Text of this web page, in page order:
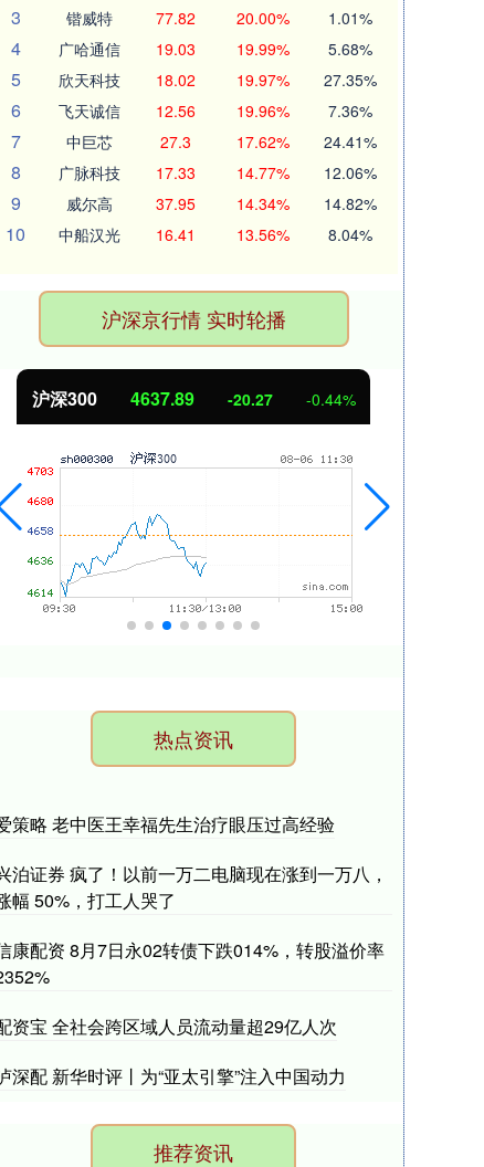
3 锴威特 77.82 20.00% 1.01%
4 广哈通信 19.03 19.99% 5.68%
5 欣天科技 18.02 19.97% 27.35%
6 飞天诚信 12.56 19.96% 7.36%
7 中巨芯 27.3 17.62% 24.41%
8 广脉科技 17.33 14.77% 12.06%
9 威尔高 37.95 14.34% 14.82%
10 中船汉光 16.41 13.56% 8.04%
沪深京行情 实时轮播
北证50 1115.17 -4.29 -0.38%
热点资讯
策略 老中医王幸福先生治疗眼压过高经验
泊证券 疯了！以前一万二电脑现在涨到一万八，
幅 50%，打工人哭了
康配资 8月7日永02转债下跌014%，转股溢价率
资宝 全社会跨区域人员流动量超29亿人次
深配 新华时评丨为“亚太引擎”注入中国动力
推荐资讯